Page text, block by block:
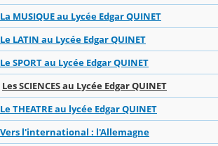
La MUSIQUE au Lycée Edgar QUINET
Le LATIN au Lycée Edgar QUINET
Le SPORT au Lycée Edgar QUINET
Les SCIENCES au Lycée Edgar QUINET
Le THEATRE au lycée Edgar QUINET
Vers l'international : l'Allemagne